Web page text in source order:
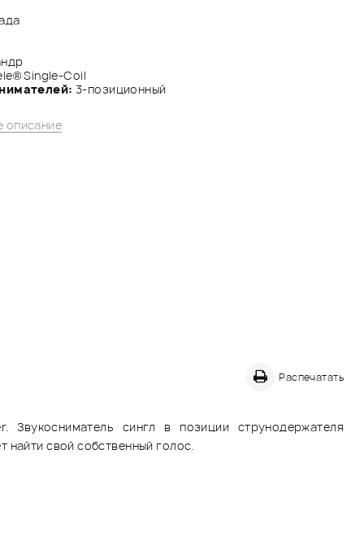
Single-Coil
3-позиционный
описание
Распечатать
сингл в позиции струнодержателя
свой собственный голос.